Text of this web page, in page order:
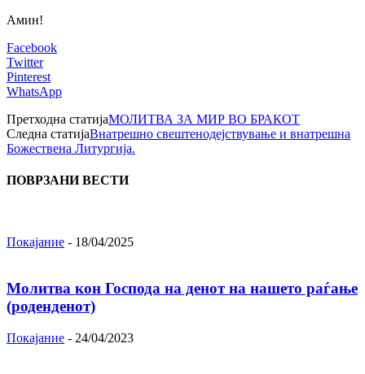
Амин!
Facebook
Twitter
Pinterest
WhatsApp
Претходна статијаМОЛИТВА ЗА МИР ВО БРАКОТ
Следна статијаВнатрешно свештенодејствување и внатрешна
Божествена Литургија.
ПОВРЗАНИ ВЕСТИ
Покајание - 18/04/2025
Молитва кон Господа на денот на нашето раѓање
(роденденот)
Покајание - 24/04/2023